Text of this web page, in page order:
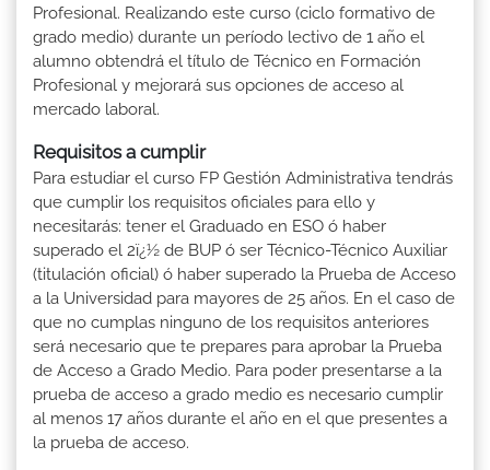
Profesional. Realizando este curso (ciclo formativo de
grado medio) durante un período lectivo de 1 año el
alumno obtendrá el título de Técnico en Formación
Profesional y mejorará sus opciones de acceso al
mercado laboral.
Requisitos a cumplir
Para estudiar el curso FP Gestión Administrativa tendrás
que cumplir los requisitos oficiales para ello y
necesitarás: tener el Graduado en ESO ó haber
superado el 2ï¿½ de BUP ó ser Técnico-Técnico Auxiliar
(titulación oficial) ó haber superado la Prueba de Acceso
a la Universidad para mayores de 25 años. En el caso de
que no cumplas ninguno de los requisitos anteriores
será necesario que te prepares para aprobar la Prueba
de Acceso a Grado Medio. Para poder presentarse a la
prueba de acceso a grado medio es necesario cumplir
al menos 17 años durante el año en el que presentes a
la prueba de acceso.